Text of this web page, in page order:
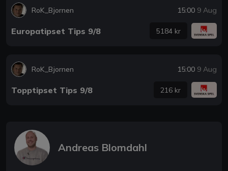
RoK_Bjornen 15:00 9 Aug
Europatipset Tips 9/8 5184 kr
RoK_Bjornen 15:00 9 Aug
Topptipset Tips 9/8 216 kr
Andreas Blomdahl